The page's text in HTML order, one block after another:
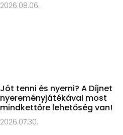
2026.08.06.
Jót tenni és nyerni? A Díjnet
nyereményjátékával most
mindkettőre lehetőség van!
2026.07.30.